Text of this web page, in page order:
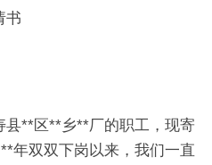
书
县**区**乡**厂的职工，现寄
年双双下岗以来，我们一直